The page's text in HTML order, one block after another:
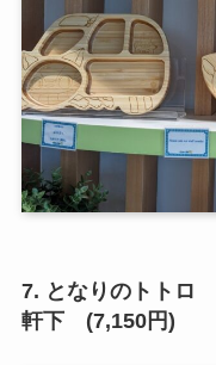
7. となりのトトロ
軒下 (7,150円)